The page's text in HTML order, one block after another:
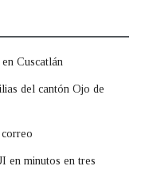
Cuscatlán
del cantón Ojo de
en minutos en tres